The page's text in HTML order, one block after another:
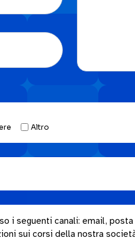
Altro
i seguenti canali: email,
sui corsi della nostra